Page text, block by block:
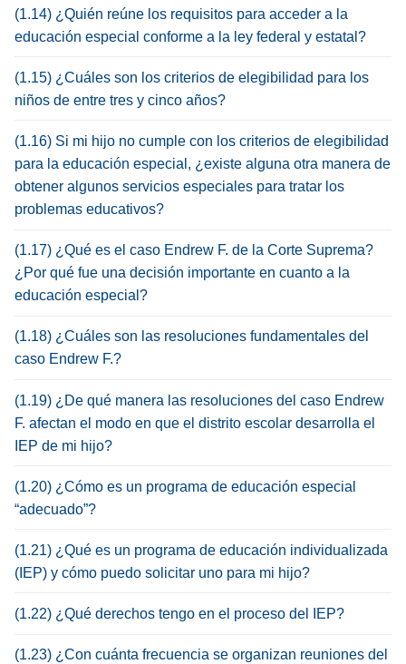
(1.14) ¿Quién reúne los requisitos para acceder a la
educación especial conforme a la ley federal y estatal?
(1.15) ¿Cuáles son los criterios de elegibilidad para los
niños de entre tres y cinco años?
(1.16) Si mi hijo no cumple con los criterios de elegibilidad
para la educación especial, ¿existe alguna otra manera de
obtener algunos servicios especiales para tratar los
problemas educativos?
(1.17) ¿Qué es el caso Endrew F. de la Corte Suprema?
¿Por qué fue una decisión importante en cuanto a la
educación especial?
(1.18) ¿Cuáles son las resoluciones fundamentales del
caso Endrew F.?
(1.19) ¿De qué manera las resoluciones del caso Endrew
F. afectan el modo en que el distrito escolar desarrolla el
IEP de mi hijo?
(1.20) ¿Cómo es un programa de educación especial
“adecuado”?
(1.21) ¿Qué es un programa de educación individualizada
(IEP) y cómo puedo solicitar uno para mi hijo?
(1.22) ¿Qué derechos tengo en el proceso del IEP?
(1.23) ¿Con cuánta frecuencia se organizan reuniones del